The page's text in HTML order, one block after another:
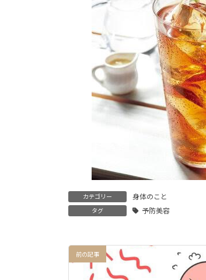
カテゴリー 身体のこと
タグ 予防美容
前の記事